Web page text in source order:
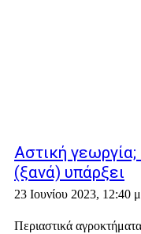
Αστική
(ξανά) υπάρξει
23 Ιουνίου 2023, 12:40
Περιαστικά